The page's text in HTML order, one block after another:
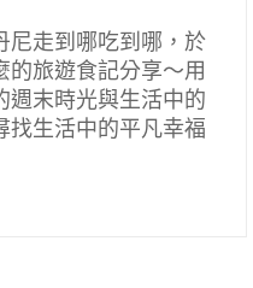
尼走到哪吃到哪，於
的旅遊食記分享～用
週末時光與生活中的
找生活中的平凡幸福